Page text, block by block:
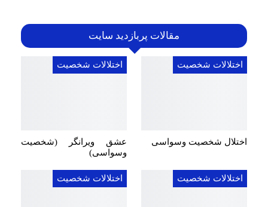
مقالات پربازدید سایت
اختلالات شخصیت
اختلال شخصیت وسواسی
اختلالات شخصیت
عشق ویرانگر (شخصیت
وسواسی)
اختلالات شخصیت اختلالات شخصیت